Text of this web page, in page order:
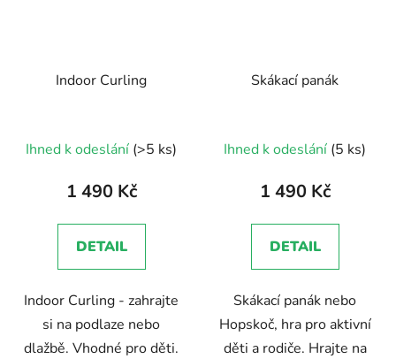
Indoor Curling
Ihned k odeslání (>5 ks)
1 490 Kč
DETAIL
Indoor Curling - zahrajte
si na podlaze nebo
dlažbě. Vhodné pro děti.
Skákací panák
hodnocení
produktu
5,0
z
hvězdiček.
Ihned k odeslání (5 ks)
1 490 Kč
DETAIL
Skákací panák nebo
Hopskoč, hra pro aktivní
děti a rodiče. Hrajte na